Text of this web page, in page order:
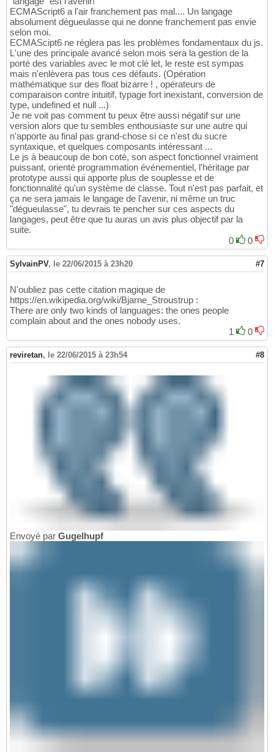
ECMAScript6 a l'air franchement pas mal.... Un langage
absolument dégueulasse qui ne donne franchement pas envie
selon moi.
ECMAScipt6 ne réglera pas les problèmes fondamentaux du js.
L'une des principale avancé selon mois sera la gestion de la
porté des variables avec le mot clé let, le reste est sympas
mais n'enlèvera pas tous ces défauts. (Opération
mathématique sur des float bizarre ! , opérateurs de
comparaison contre intuitif, typage fort inexistant, conversion de
type, undefined et null ...)
Je ne voit pas comment tu peux être aussi négatif sur une
version alors que tu sembles enthousiaste sur une autre qui
n'apporte au final pas grand-chose si ce n'est du sucre
syntaxique, et quelques composants intéressant ...
Le js à beaucoup de bon coté, son aspect fonctionnel vraiment
puissant, orienté programmation événementiel, l'héritage par
prototype aussi qui apporte plus de souplesse et de
fonctionnalité qu'un système de classe. Tout n'est pas parfait, et
ça ne sera jamais le langage de l'avenir, ni même un truc
"dégueulasse", tu devrais te pencher sur ces aspects du
langages, peut être que tu auras un avis plus objectif par la
suite.
0
0
SylvainPV, le 22/06/2015 à 23h20 #7
N'oubliez pas cette citation magique de
https://en.wikipedia.org/wiki/Bjarne_Stroustrup :
There are only two kinds of languages: the ones people
complain about and the ones nobody uses.
1
0
reviretan, le 22/06/2015 à 23h54 #8
Envoyé par Gugelhupf